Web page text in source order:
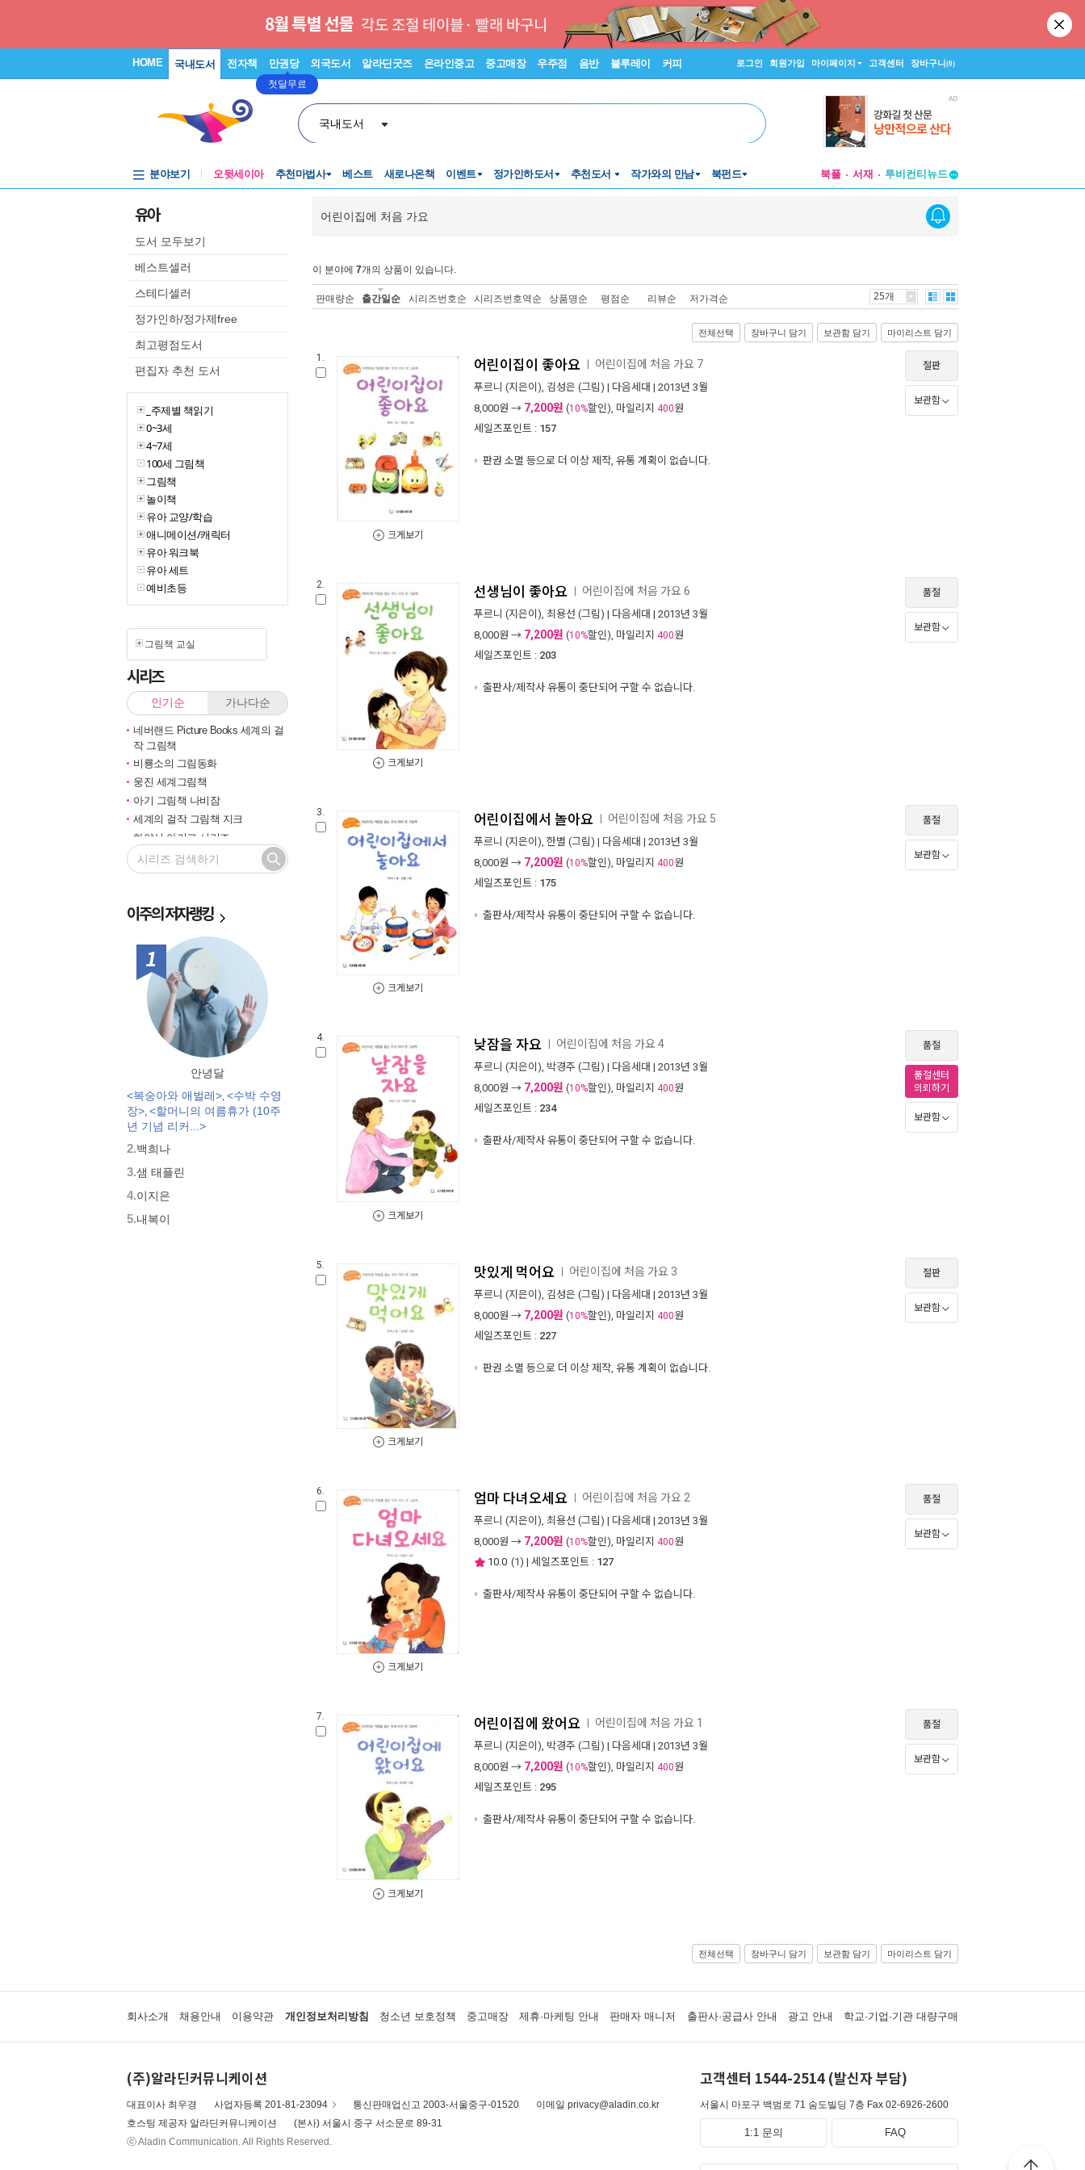
HOME 국내도서 전자책 만권당
첫달무료
외국도서 알라딘굿즈 온라인중고 중고매장 우주점 음반 블루레이 커피 로그인 회원가입 마이페이지 고객센터 장바구니(0)
국내도서
분야보기 오뒷세이아 추천마법사 베스트 새로나온책 이벤트 정가인하도서 추천도서 작가와의 만남 북펀드 북플 서재
투비컨티뉴드
투비컨티뉴드
유아
도서 모두보기
베스트셀러
스테디셀러
정가인하/정가제free
최고평점도서
편집자 추천 도서
_주제별 책읽기
0~3세
4~7세
100세 그림책
그림책
놀이책
유아 교양/학습
애니메이션/캐릭터
유아 워크북
유아 세트
예비초등
그림책 교실
시리즈
인기순 가나다순
네버랜드 Picture Books 세계의 걸
작 그림책
비룡소의 그림동화
웅진 세계그림책
아기 그림책 나비잠
세계의 걸작 그림책 지크
하야시 아키코 시리즈
길벗 기적의 학습법
마루벌의 좋은 그림책
민들레 그림책
비룡소 창작그림책
전통문화 그림책 솔거나라
베틀북 그림책
그림책은 내 친구
미래그림책
비룡소 전래동화
도토리 계절 그림책
옛이야기 그림책 까치호랑이
모두가 친구
벨 이마주
네버랜드 우리 걸작 그림책
비룡소 아기 그림책
세밀화로 그린 보리 아기그림책
붙여도 붙여도 스티커왕
국시꼬랭이 동네
삶을 가꾸는 사람들 꾼.장이
지능업 한글.수 스티커북
블루래빗 첫 두뇌 계발 그림책
튼튼아이 건강그림책
리처드 스캐리 보물창고
네버랜드 첫 명화 그림책
이주의저자랭킹
1위
안녕달
<복숭아와 애벌레>, <수박 수영
장>, <할머니의 여름휴가 (10주
년 기념 리커...>
2.백희나
3.샘 태플린
4.이지은
5.내복이
어린이집에 처음 가요
이 분야에 7개의 상품이 있습니다.
판매량순 출간일순 시리즈번호순 시리즈번호역순 상품명순 평점순 리뷰순 저가격순 25개
전체선택 장바구니 담기 보관함 담기 마이리스트 담기
1.
크게보기
어린이집이 좋아요 어린이집에 처음 가요 7
푸르니 (지은이), 김성은 (그림) | 다음세대 | 2013년 3월
8,000원 → 7,200원 (10%할인), 마일리지 400원
세일즈포인트 : 157
판권 소멸 등으로 더 이상 제작, 유통 계획이 없습니다.
절판
보관함
2.
크게보기
선생님이 좋아요 어린이집에 처음 가요 6
푸르니 (지은이), 최용선 (그림) | 다음세대 | 2013년 3월
8,000원 → 7,200원 (10%할인), 마일리지 400원
세일즈포인트 : 203
출판사/제작사 유통이 중단되어 구할 수 없습니다.
품절
보관함
3.
크게보기
어린이집에서 놀아요 어린이집에 처음 가요 5
푸르니 (지은이), 한별 (그림) | 다음세대 | 2013년 3월
8,000원 → 7,200원 (10%할인), 마일리지 400원
세일즈포인트 : 175
출판사/제작사 유통이 중단되어 구할 수 없습니다.
품절
보관함
4.
크게보기
낮잠을 자요 어린이집에 처음 가요 4
푸르니 (지은이), 박경주 (그림) | 다음세대 | 2013년 3월
8,000원 → 7,200원 (10%할인), 마일리지 400원
세일즈포인트 : 234
출판사/제작사 유통이 중단되어 구할 수 없습니다.
품절
품절센터
의뢰하기
보관함
5.
크게보기
맛있게 먹어요 어린이집에 처음 가요 3
푸르니 (지은이), 김성은 (그림) | 다음세대 | 2013년 3월
8,000원 → 7,200원 (10%할인), 마일리지 400원
세일즈포인트 : 227
판권 소멸 등으로 더 이상 제작, 유통 계획이 없습니다.
절판
보관함
6.
크게보기
엄마 다녀오세요 어린이집에 처음 가요 2
푸르니 (지은이), 최용선 (그림) | 다음세대 | 2013년 3월
8,000원 → 7,200원 (10%할인), 마일리지 400원
10.0 (1) | 세일즈포인트 : 127
출판사/제작사 유통이 중단되어 구할 수 없습니다.
품절
보관함
7.
크게보기
어린이집에 왔어요 어린이집에 처음 가요 1
푸르니 (지은이), 박경주 (그림) | 다음세대 | 2013년 3월
8,000원 → 7,200원 (10%할인), 마일리지 400원
세일즈포인트 : 295
출판사/제작사 유통이 중단되어 구할 수 없습니다.
품절
보관함
전체선택 장바구니 담기 보관함 담기 마이리스트 담기
회사소개 채용안내 이용약관 개인정보처리방침 청소년 보호정책 중고매장 제휴·마케팅 안내 판매자 매니저 출판사·공급사 안내 광고 안내 학교·기업·기관 대량구매
(주)알라딘커뮤니케이션
대표이사 최우경 사업자등록 201-81-23094 통신판매업신고 2003-서울중구-01520
이메일 privacy@aladin.co.kr
호스팅 제공자 알라딘커뮤니케이션
(본사) 서울시 중구 서소문로 89-31
ⓒ Aladin Communication. All Rights Reserved.
고객센터 1544-2514 (발신자 부담)
서울시 마포구 백범로 71 숨도빌딩 7층 Fax 02-6926-2600
1:1 문의 FAQ